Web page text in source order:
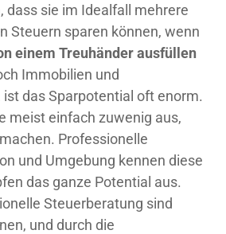
dass sie im Idealfall mehrere
Steuern sparen können, wenn
einem Treuhänder ausfüllen
Immobilien und
das Sparpotential oft enorm.
meist einfach zuwenig aus,
Professionelle
und Umgebung kennen diese
das ganze Potential aus.
Steuerberatung sind
und durch die